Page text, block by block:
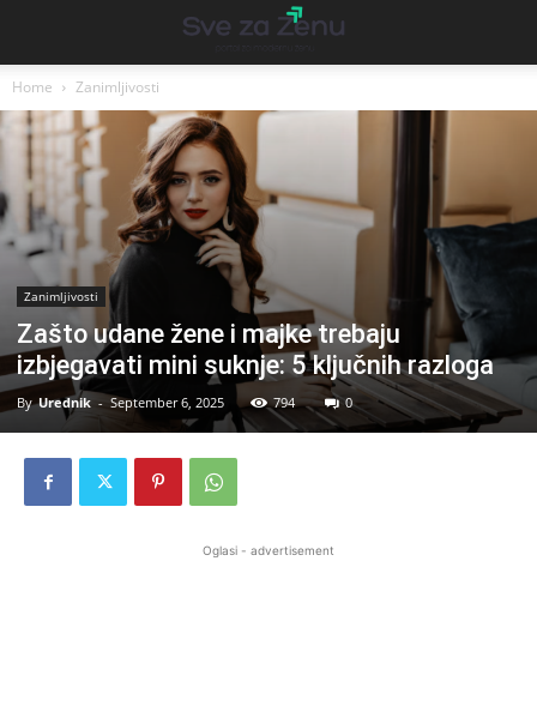
Home Zanimljivosti
Zanimljivosti
Zašto udane žene i majke trebaju
izbjegavati mini suknje: 5 ključnih razloga
By Urednik - September 6, 2025 794 0
Oglasi - advertisement